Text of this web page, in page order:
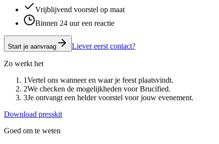
Vrijblijvend voorstel op maat
Binnen 24 uur een reactie
Start je aanvraag Liever eerst contact?
Zo werkt het
1Vertel ons wanneer en waar je feest plaatsvindt.
2We checken de mogelijkheden voor Brucified.
3Je ontvangt een helder voorstel voor jouw evenement.
Download presskit
Goed om te weten